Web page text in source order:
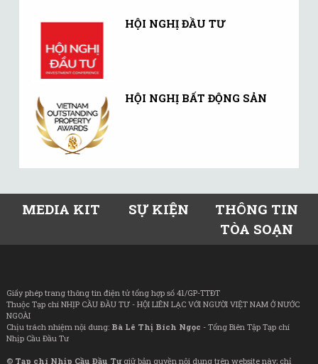
HỘI NGHỊ ĐẦU TƯ
HỘI NGHỊ BẤT ĐỘNG SẢN
MEDIA KIT SỰ KIỆN
THÔNG TIN
TÒA SOẠN
Giấy phép trang thông tin điện tử tổng hợp số 41/GP-TTĐT
Thuộc Tạp chí NHỊP CẦU ĐẦU TƯ - HỘI LIÊN LẠC VỚI NGƯỜI VIỆT NAM Ở NƯỚC
NGOÀI
Chịu trách nhiệm nội dung: Bà Lê Thị Bích Ngọc - Tổng Biên Tập Tạp chí
Nhịp Cầu Đầu Tư
© Tạp chí Nhịp Cầu Đầu Tưgiữ bản quyền nội dung trên website này; chỉ